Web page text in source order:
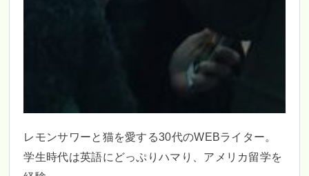
レモンサワーと猫を愛する30代のWEBライター。
学生時代は英語にどっぷりハマり、アメリカ留学を